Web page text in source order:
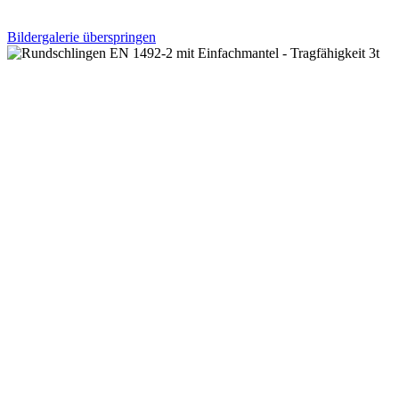
Bildergalerie überspringen